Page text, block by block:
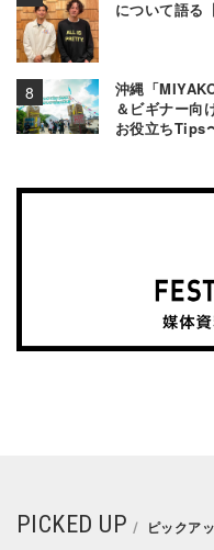
について語る
沖縄「
＆ビギナー向
お役立ちTips
PICKED UP ピックア